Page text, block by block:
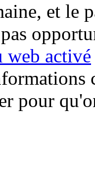
et le
web activé
pour